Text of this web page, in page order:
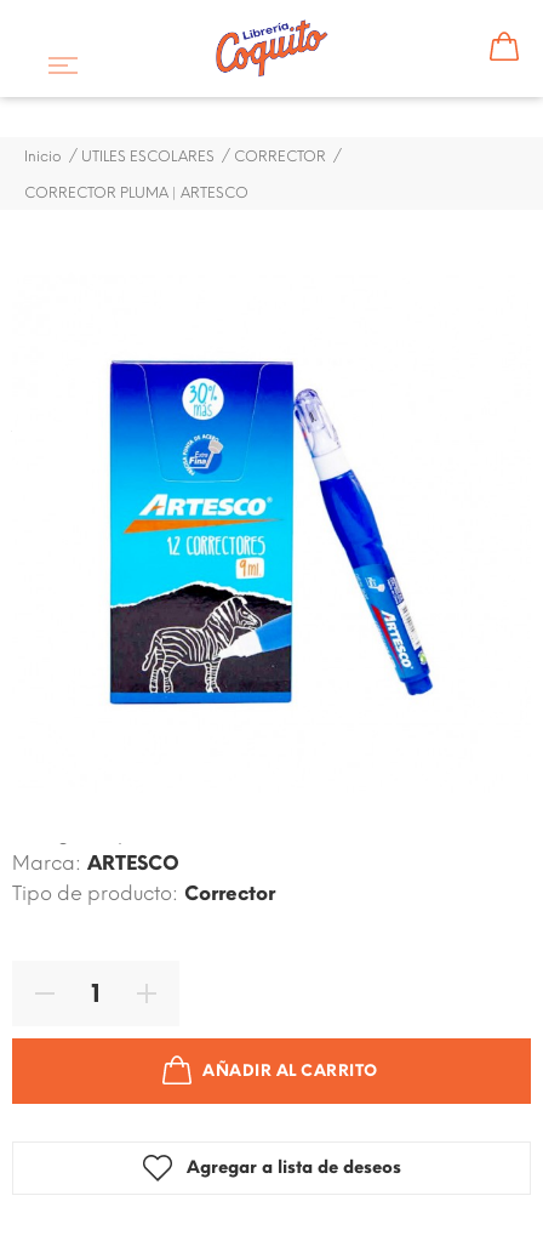
Inicio UTILES ESCOLARES CORRECTOR
CORRECTOR PLUMA | ARTESCO
CORRECTOR PLUMA |
ARTESCO
$ 0,62
Marca: ARTESCO
Tipo de producto: Corrector
AÑADIR AL CARRITO
Agregar a lista de deseos